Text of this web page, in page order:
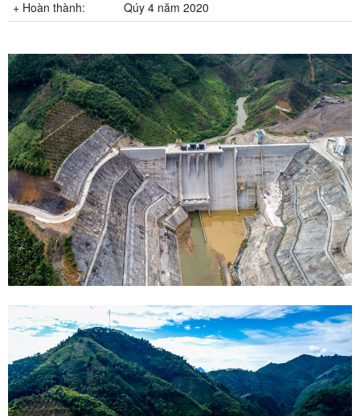
+ Hoàn thành:
Qúy 4 năm 2020